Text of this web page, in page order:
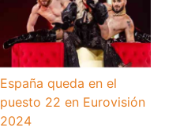
España queda en el
puesto 22 en Eurovisión
2024